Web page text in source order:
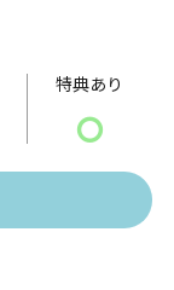
特典あり
〇